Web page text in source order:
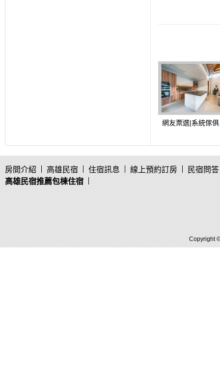
網友票選|系統傢
房間介紹 高雄民宿 住宿訊息 線上預約訂房
民宿問答
高雄民宿推薦包棟住宿
Copyright